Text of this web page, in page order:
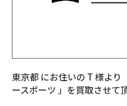
東京都にお住いの T様より
ースポーツ 」を買取させて